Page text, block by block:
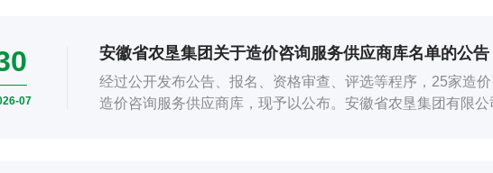
07
安徽省农垦集团关于造价咨询服务供应商库名单的公告
经过公开发布公告、报名、资格审查、评选等程序，25家造